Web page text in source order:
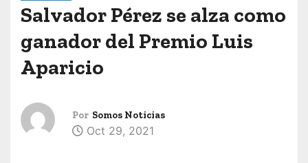
Salvador Pérez se alza como
ganador del Premio Luis
Aparicio
Por Somos Noticias
Oct 29, 2021